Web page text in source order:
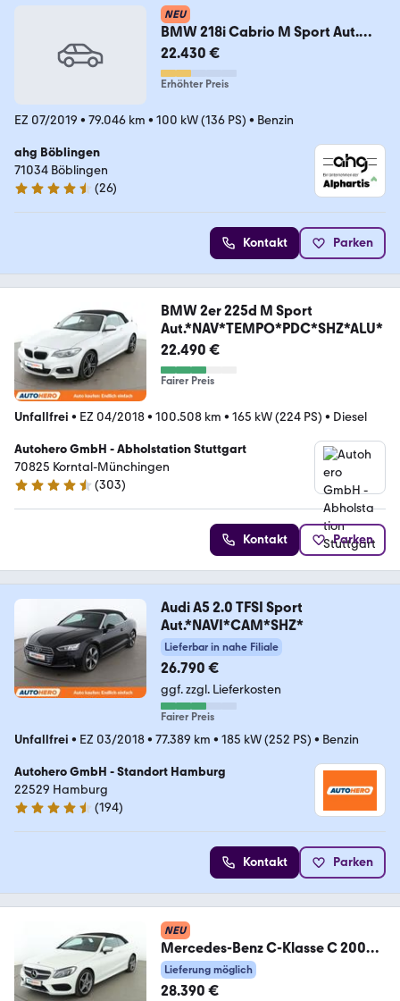
NEU
BMW 218i Cabrio M Sport Aut.
Navi Business Klimaaut.
22.430 €
Erhöhter Preis
EZ 07/2019 • 79.046 km • 100 kW (136 PS) • Benzin
ahg Böblingen
71034 Böblingen
4.6 Sterne
(26)
Kontakt Parken
BMW 2er 225d M Sport
Aut.*NAV*TEMPO*PDC*SHZ*ALU*
22.490 €
Fairer Preis
Unfallfrei • EZ 04/2018• 100.508 km • 165 kW (224 PS) • Diesel
Autohero GmbH - Abholstation Stuttgart
70825 Korntal-Münchingen
4.4 Sterne
(303)
Kontakt Parken
Audi A5 2.0 TFSI Sport
Aut.*NAVI*CAM*SHZ*
Lieferbar in nahe Filiale
26.790 €
ggf. zzgl. Lieferkosten
Fairer Preis
Unfallfrei • EZ 03/2018• 77.389 km • 185 kW (252 PS) • Benzin
Autohero GmbH - Standort Hamburg
22529 Hamburg
4.6 Sterne
(194)
Kontakt Parken
NEU
Mercedes-Benz C-Klasse C 200
AMG Line
Aut.*NAV*TEMPO*PDC*SHZ*
Lieferung möglich
28.390 €